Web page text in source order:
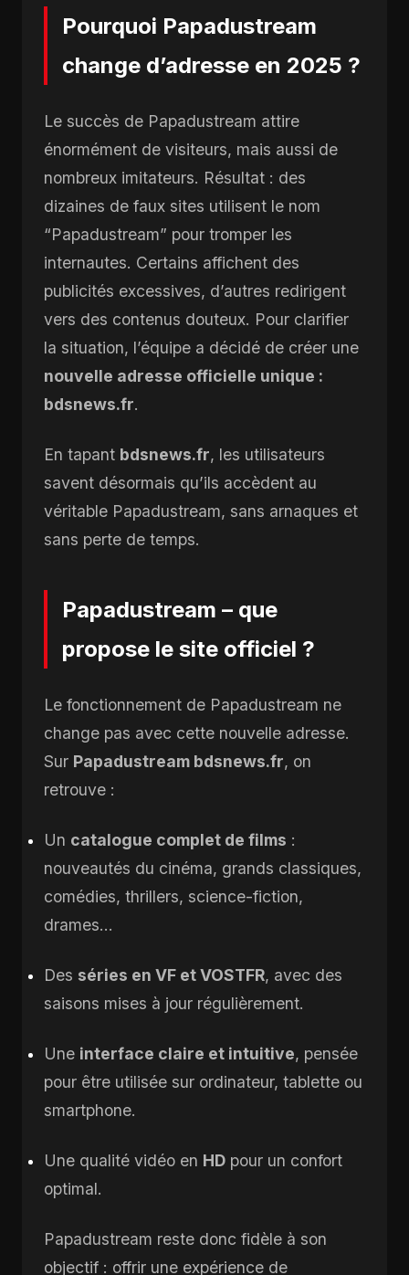
Pourquoi Papadustream
change d’adresse en 2025 ?
Le succès de Papadustream attire
énormément de visiteurs, mais aussi de
nombreux imitateurs. Résultat : des
dizaines de faux sites utilisent le nom
“Papadustream” pour tromper les
internautes. Certains affichent des
publicités excessives, d’autres redirigent
vers des contenus douteux. Pour clarifier
la situation, l’équipe a décidé de créer une
nouvelle adresse officielle unique :
bdsnews.fr.
En tapant bdsnews.fr, les utilisateurs
savent désormais qu’ils accèdent au
véritable Papadustream, sans arnaques et
sans perte de temps.
Papadustream – que
propose le site officiel ?
Le fonctionnement de Papadustream ne
change pas avec cette nouvelle adresse.
Sur Papadustream bdsnews.fr, on
retrouve :
Un catalogue complet de films :
nouveautés du cinéma, grands classiques,
comédies, thrillers, science-fiction,
drames…
Des séries en VF et VOSTFR, avec des
saisons mises à jour régulièrement.
Une interface claire et intuitive, pensée
pour être utilisée sur ordinateur, tablette ou
smartphone.
Une qualité vidéo en HD pour un confort
optimal.
Papadustream reste donc fidèle à son
objectif : offrir une expérience de